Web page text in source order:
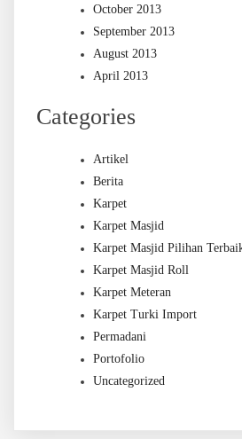
October 2013
September 2013
August 2013
April 2013
Categories
Artikel
Berita
Karpet
Karpet Masjid
Karpet Masjid Pilihan
Karpet Masjid Roll
Karpet Meteran
Karpet Turki Import
Permadani
Portofolio
Uncategorized